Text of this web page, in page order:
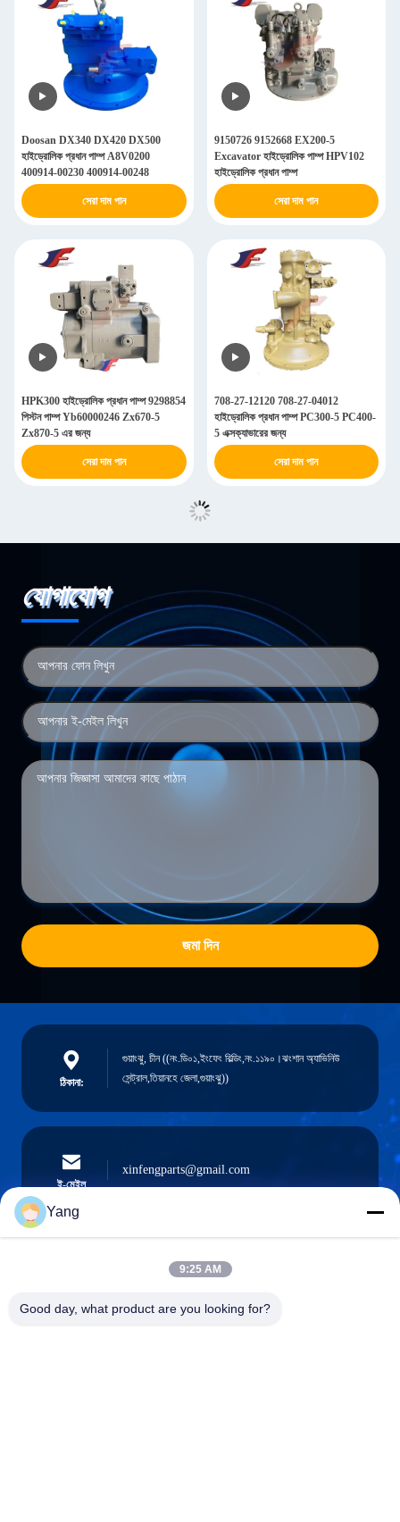
Doosan DX340 DX420 DX500
হাইড্রোলিক প্রধান পাম্প A8V0200
400914-00230 400914-00248
সেরা দাম পান
9150726 9152668 EX200-5
Excavator হাইড্রোলিক পাম্প HPV102
হাইড্রোলিক প্রধান পাম্প
সেরা দাম পান
HPK300 হাইড্রোলিক প্রধান পাম্প 9298854
পিস্টন পাম্প Yb60000246 Zx670-5
Zx870-5 এর জন্য
সেরা দাম পান
708-27-12120 708-27-04012
হাইড্রোলিক প্রধান পাম্প PC300-5 PC400-
5 এক্সক্যাভারের জন্য
সেরা দাম পান
যোগাযোগ
জমা দিন
ঠিকানা:
গুয়াংঝু, চীন ((নং.ডি০১,ইংফেং বিল্ডিং,নং.১১৯০।ঝংশান অ্যাভিনিউ
সেন্ট্রাল,তিয়ানহে জেলা,গুয়াংঝু))
ই-মেইল
xinfengparts@gmail.com
0086-189-9844-3486
Yang
9:25 AM
Good day, what product are you looking for?